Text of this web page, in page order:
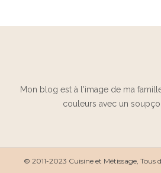
Mon blog est à l'image de ma
couleurs avec un
© 2011-2023 Cuisine et Métissage, Tous